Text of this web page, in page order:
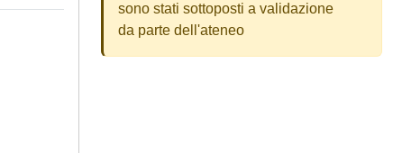
sono stati sottoposti a validazione
da parte dell'ateneo